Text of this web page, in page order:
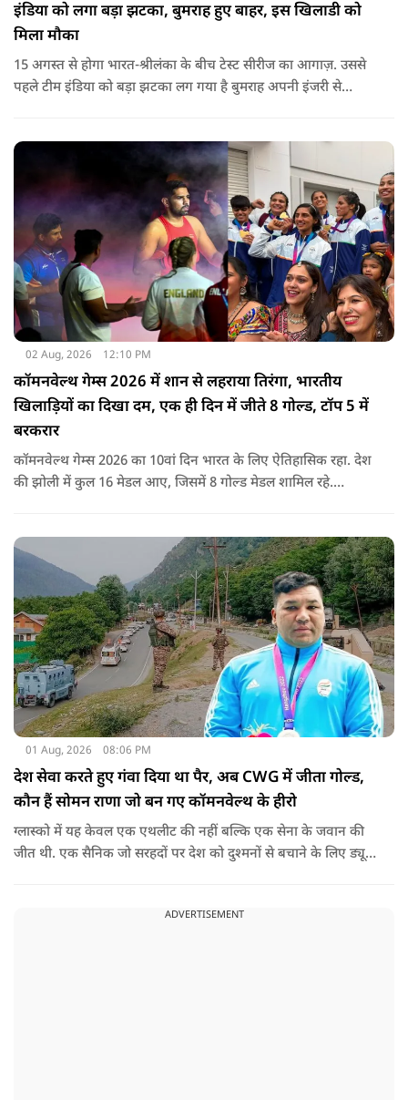
इंडिया को लगा बड़ा झटका, बुमराह हुए बाहर, इस खिलाडी को
मिला मौका
15 अगस्त से होगा भारत-श्रीलंका के बीच टेस्ट सीरीज का आगाज़. उससे
पहले टीम इंडिया को बड़ा झटका लग गया है बुमराह अपनी इंजरी से
02 Aug, 2026 12:10 PM
कॉमनवेल्थ गेम्स 2026 में शान से लहराया तिरंगा, भारतीय
खिलाड़ियों का दिखा दम, एक ही दिन में जीते 8 गोल्ड, टॉप 5 में
बरकरार
कॉमनवेल्थ गेम्स 2026 का 10वां दिन भारत के लिए ऐतिहासिक रहा. देश
की झोली में कुल 16 मेडल आए, जिसमें 8 गोल्ड मेडल शामिल रहे.
01 Aug, 2026 08:06 PM
देश सेवा करते हुए गंवा दिया था पैर, अब CWG में जीता गोल्ड,
कौन हैं सोमन राणा जो बन गए कॉमनवेल्थ के हीरो
ग्लास्को में यह केवल एक एथलीट की नहीं बल्कि एक सेना के जवान की
जीत थी. एक सैनिक जो सरहदों पर देश को दुश्मनों से बचाने के लिए ड्यूटी
ADVERTISEMENT